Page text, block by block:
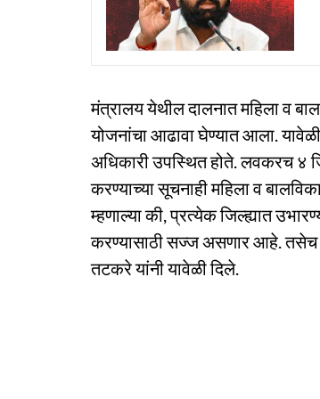
मंत्रालय येथील दालनात महिला व
योजनांचा आढावा घेण्यात आला.
अधिकारी उपस्थित होते. लवकरच ४
करण्याच्या सूचनाही महिला व
म्हणाल्या की, प्रत्येक जिल्ह्यात
करण्यासाठी सज्ज असणार आहे. तसेच
तटकरे यांनी यावेळी दिले.